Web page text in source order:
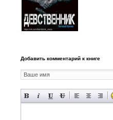
Добавить комментарий к книге